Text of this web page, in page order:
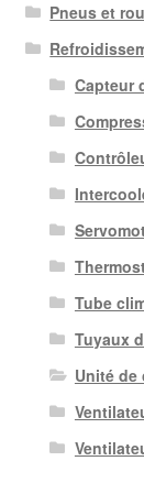
Pneus et
Capteur
Tube
Tuyaux
Unité de